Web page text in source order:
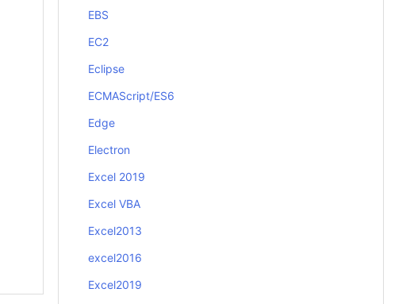
EBS
EC2
Eclipse
ECMAScript/ES6
Edge
Electron
Excel 2019
Excel VBA
Excel2013
excel2016
Excel2019